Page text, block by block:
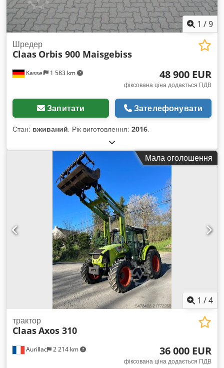
1 /9
Kassel 1 583 km
Шредер
Claas Orbis 900 Maisgebiss
48 900 EUR
фіксована ціна додається ПДВ
Запитати Зателефонувати
Стан: вживаний, Рік виготовлення: 2016,
Мала оголошення
1 /4
Aurillac 2 214 km
трактор
ClaasAxos 310
36 000 EUR
фіксована ціна додається ПДВ